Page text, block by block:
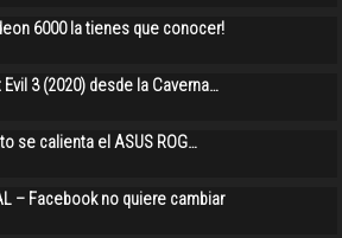
6000 la tienes que conocer!
3 (2020) desde la Caverna…
se calienta el ASUS ROG…
– Facebook no quiere cambiar